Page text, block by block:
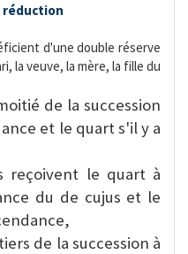
réduction
d'une double réserve
la veuve, la mère, la fille du
de la succession
et le quart s'il y a
reçoivent le quart à
du de cujus et le
de la succession à